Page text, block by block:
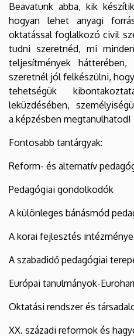
Beavatunk abba, kik
hogyan lehet anyagi
oktatással foglalkozó civil
tudni szeretnéd, mi
teljesítmények
szeretnél jól felkészülni,
tehetségük
leküzdésében,
a képzésben megtanulhatod!
Fontosabb tantárgyak:
Reform- és alternatív
Pedagógiai gondolkodók
A különleges bánásmód
A korai fejlesztés
A szabadidő pedagógiai
Európai tanulmányok-
Oktatási rendszer és
XX. századi reformok és